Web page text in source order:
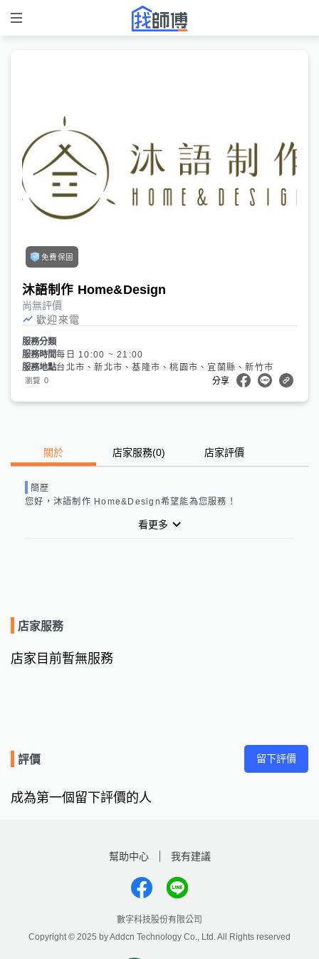
免費保固
沐語制作 Home&Design
尚無評價
歡迎來電
服務分類
服務時間每日 10:00 ~ 21:00
服務地點台北市、新北市、基隆市、桃園市、宜蘭縣、新竹市
瀏覽 0 分享
關於 店家服務(0) 店家評價
簡歷
您好， 沐語制作 Home&Design希望能為您服務！
看更多
店家服務
店家目前暫無服務
評價 留下評價
成為第一個留下評價的人
幫助中心 我有建議
數字科技股份有限公司
Copyright © 2025 by Addcn Technology Co., Ltd. All Rights reserved